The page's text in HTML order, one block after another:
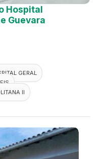
Hospital
Guevara
GERAL
II